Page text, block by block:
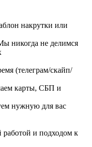
накрутки или
никогда не делимся
(телеграм/скайп/
карты, СБП и
нужную для вас
и подходом к